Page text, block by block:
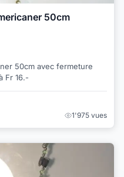
50cm
50cm avec fermeture
Fr 16.-
1'975 vues